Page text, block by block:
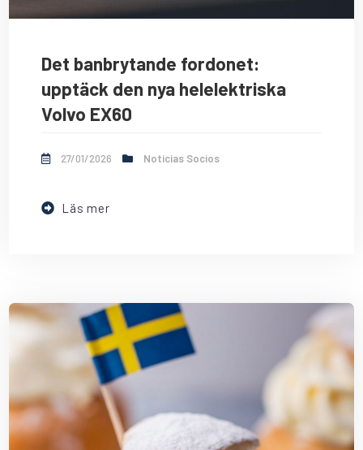
Det banbrytande fordonet:
upptäck den nya helelektriska
Volvo EX60
27/01/2026 Noticias Socios
Läs mer